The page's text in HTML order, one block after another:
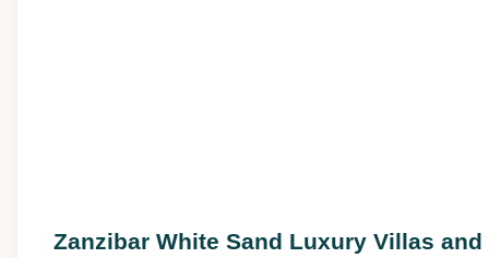
Zanzibar White Sand Luxury Villas